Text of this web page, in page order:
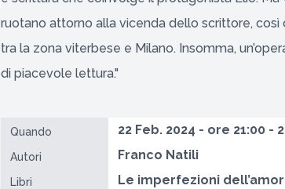
ruotano attorno alla vicenda dello scrittore,
tra la zona viterbese e Milano. Insomma,
di piacevole lettura."
Quando 22 Feb. 2024 - ore 21:00 -
Autori Franco Natili
Libri Le imperfezioni